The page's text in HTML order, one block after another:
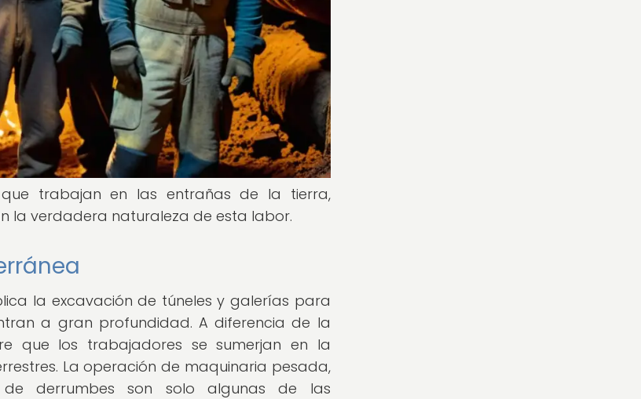
trabajan en las entrañas de la tierra,
la verdadera naturaleza de esta labor.
la excavación de túneles y galerías para
a gran profundidad. A diferencia de la
que los trabajadores se sumerjan en la
La operación de maquinaria pesada,
derrumbes son solo algunas de las